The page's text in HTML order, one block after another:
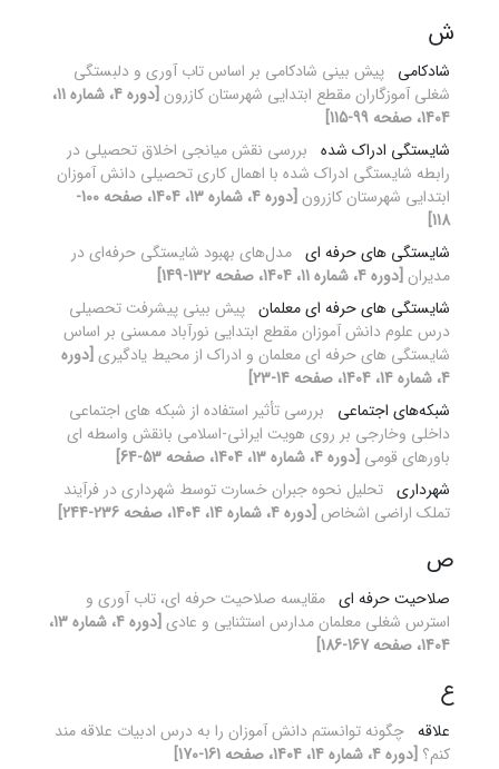
ش
شادکامی پیش بینی شادکامی بر اساس تاب آوری و دلبستگی
شغلی آموزگاران مقطع ابتدایی شهرستان کازرون
[دوره 4، شماره 11،
1404، صفحه 99-115]
شایستگی ادراک شده بررسی نقش میانجی اخلاق تحصیلی در
رابطه شایستگی ادراک شده با اهمال کاری تحصیلی دانش آموزان
ابتدایی شهرستان کازرون
[دوره 4، شماره 13، 1404، صفحه 100-
118]
شایستگی های حرفه ای مدل‌های بهبود شایستگی حرفه‌ای در
مدیران [دوره 4، شماره 11، 1404، صفحه 132-149]
شایستگی های حرفه ای معلمان پیش بینی پیشرفت تحصیلی
درس علوم دانش آموزان مقطع ابتدایی نورآباد ممسنی بر اساس
شایستگی های حرفه ای معلمان و ادراک از محیط یادگیری [دوره
4، شماره 14، 1404، صفحه 14-23]
شبکه‌های اجتماعی
بررسی تأثیر استفاده از شبکه های اجتماعی
داخلی وخارجی بر روی هویت ایرانی-اسلامی بانقش واسطه ای
باورهای قومی [دوره 4، شماره 13، 1404، صفحه 53-64]
شهرداری تحلیل نحوه جبران خسارت توسط شهرداری در فرآیند
تملک اراضی اشخاص [دوره 4، شماره 14، 1404، صفحه 236-244]
ص
صلاحیت حرفه ای مقایسه صلاحیت حرفه ای، تاب آوری و
استرس شغلی معلمان مدارس استثنایی و عادی
[دوره 4، شماره 13،
1404، صفحه 167-186]
ع
علاقه چگونه توانستم دانش آموزان را به درس ادبیات علاقه مند
کنم؟ [دوره 4، شماره 14، 1404، صفحه 161-170]